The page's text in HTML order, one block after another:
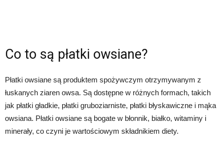
Co to są płatki owsiane?
Płatki owsiane są produktem spożywczym otrzymywanym z
łuskanych ziaren owsa. Są dostępne w różnych formach, takich
jak płatki gładkie, płatki gruboziarniste, płatki błyskawiczne i mąka
owsiana. Płatki owsiane są bogate w błonnik, białko, witaminy i
minerały, co czyni je wartościowym składnikiem diety.